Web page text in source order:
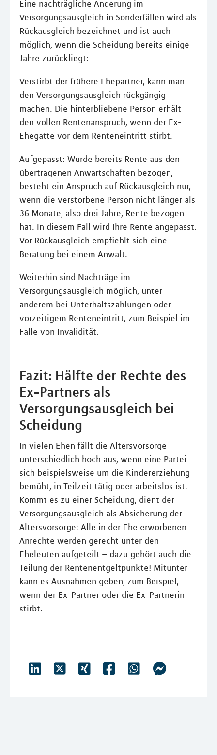
Eine nachträgliche Änderung im
Versorgungsausgleich in Sonderfällen wird als
Rückausgleich bezeichnet und ist auch
möglich, wenn die Scheidung bereits einige
Jahre zurückliegt:
Verstirbt der frühere Ehepartner, kann man
den Versorgungsausgleich rückgängig
machen. Die hinterbliebene Person erhält
den vollen Rentenanspruch, wenn der Ex-
Ehegatte vor dem Renteneintritt stirbt.
Aufgepasst: Wurde bereits Rente aus den
übertragenen Anwartschaften bezogen,
besteht ein Anspruch auf Rückausgleich nur,
wenn die verstorbene Person nicht länger als
36 Monate, also drei Jahre, Rente bezogen
hat. In diesem Fall wird Ihre Rente angepasst.
Vor Rückausgleich empfiehlt sich eine
Beratung bei einem Anwalt.
Weiterhin sind Nachträge im
Versorgungsausgleich möglich, unter
anderem bei Unterhaltszahlungen oder
vorzeitigem Renteneintritt, zum Beispiel im
Falle von Invalidität.
Fazit: Hälfte der Rechte des
Ex-Partners als
Versorgungsausgleich bei
Scheidung
In vielen Ehen fällt die Altersvorsorge
unterschiedlich hoch aus, wenn eine Partei
sich beispielsweise um die Kindererziehung
bemüht, in Teilzeit tätig oder arbeitslos ist.
Kommt es zu einer Scheidung, dient der
Versorgungsausgleich als Absicherung der
Altersvorsorge: Alle in der Ehe erworbenen
Anrechte werden gerecht unter den
Eheleuten aufgeteilt – dazu gehört auch die
Teilung der Rentenentgeltpunkte! Mitunter
kann es Ausnahmen geben, zum Beispiel,
wenn der Ex-Partner oder die Ex-Partnerin
stirbt.